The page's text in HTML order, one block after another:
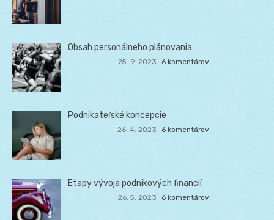
Obsah personálneho plánovania
25. 9. 2023 6 komentárov
Podnikateľské koncepcie
26. 4. 2023 6 komentárov
Etapy vývoja podnikových financií
26. 5. 2023 6 komentárov